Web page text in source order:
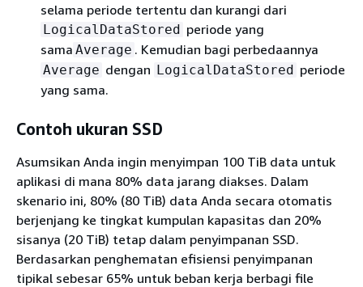
selama periode tertentu dan kurangi dari
LogicalDataStored periode yang
sama Average . Kemudian bagi perbedaannya
Average dengan LogicalDataStored periode
yang sama.
Contoh ukuran SSD
Asumsikan Anda ingin menyimpan 100 TiB data untuk
aplikasi di mana 80% data jarang diakses. Dalam
skenario ini, 80% (80 TiB) data Anda secara otomatis
berjenjang ke tingkat kumpulan kapasitas dan 20%
sisanya (20 TiB) tetap dalam penyimpanan SSD.
Berdasarkan penghematan efisiensi penyimpanan
tipikal sebesar 65% untuk beban kerja berbagi file